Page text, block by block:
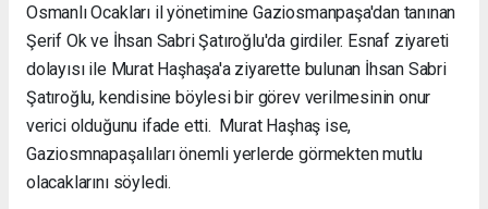
Osmanlı Ocakları il yönetimine Gaziosmanpaşa'dan tanınan
Şerif Ok ve İhsan Sabri Şatıroğlu'da girdiler. Esnaf ziyareti
dolayısı ile Murat Haşhaşa'a ziyarette bulunan İhsan Sabri
Şatıroğlu, kendisine böylesi bir görev verilmesinin onur
verici olduğunu ifade etti. Murat Haşhaş ise,
Gaziosmnapaşalıları önemli yerlerde görmekten mutlu
olacaklarını söyledi.